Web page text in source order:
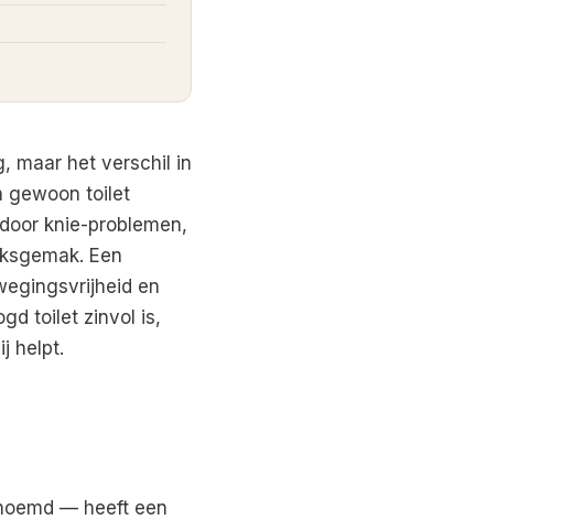
maar het verschil in
gewoon toilet
knie-problemen,
Een
en
toilet zinvol is,
helpt.
— heeft een